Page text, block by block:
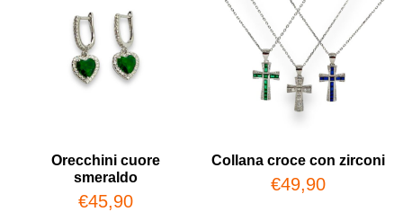
Orecchini cuore
smeraldo
€45,90
Collana croce con zirconi
€49,90